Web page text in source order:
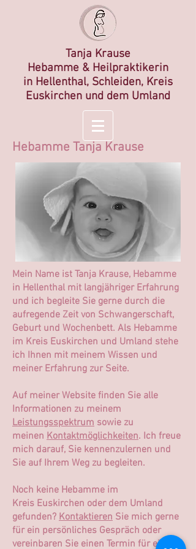
Tanja Krause
Hebamme & Heilpraktikerin
in Hellenthal, Schleiden, Kreis
Euskirchen und dem Umland
Hebamme Tanja Krause
Mein Name ist Tanja Krause, Hebamme
in Hellenthal mit langjähriger Erfahrung
und ich begleite Sie gerne durch die
aufregende Zeit von Schwangerschaft,
Geburt und Wochenbett. Als Hebamme
im Kreis Euskirchen und Umland stehe
ich Ihnen mit meinem Wissen und
meiner Erfahrung zur Seite.
Auf meiner Website finden Sie alle
Informationen zu meinem
Leistungsspektrum sowie zu
meinen Kontaktmöglichkeiten. Ich freue
mich darauf, Sie kennenzulernen und
Sie auf Ihrem Weg zu begleiten.
Noch keine Hebamme im
Kreis Euskirchen oder dem Umland
gefunden? Kontaktieren Sie mich gerne
für ein persönliches Gespräch oder
vereinbaren Sie einen Termin für eine